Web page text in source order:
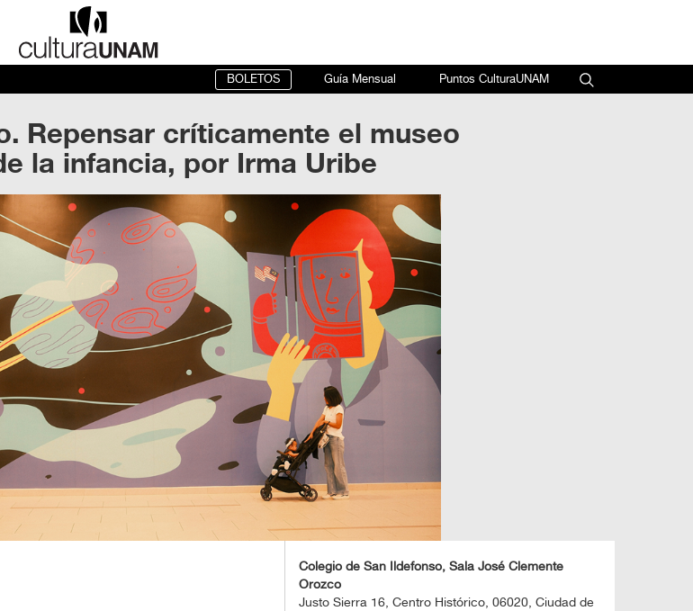
BOLETOS Guía Mensual Puntos CulturaUNAM
Repensar críticamente el museo
la infancia, por Irma Uribe
Colegio de San Ildefonso, Sala José Clemente
Orozco
Justo Sierra 16, Centro Histórico, 06020, Ciudad de